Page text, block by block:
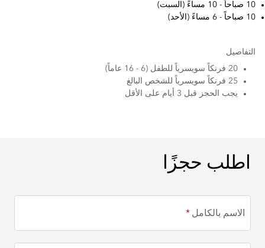
10 صباحاً - 10 مساءً (السبت)
10 صباحاً - 6 مساءً (الأحد)
التفاصيل
20 فرنكاً سويسرياً للطفل (6 - 16 عاماً)
25 فرنكاً سويسرياً للشخص البالغ
يجب الحجز قبل 3 أيام على الأقل
اطلب حجزًا
اطلب حجزًا
الاسم بالكامل